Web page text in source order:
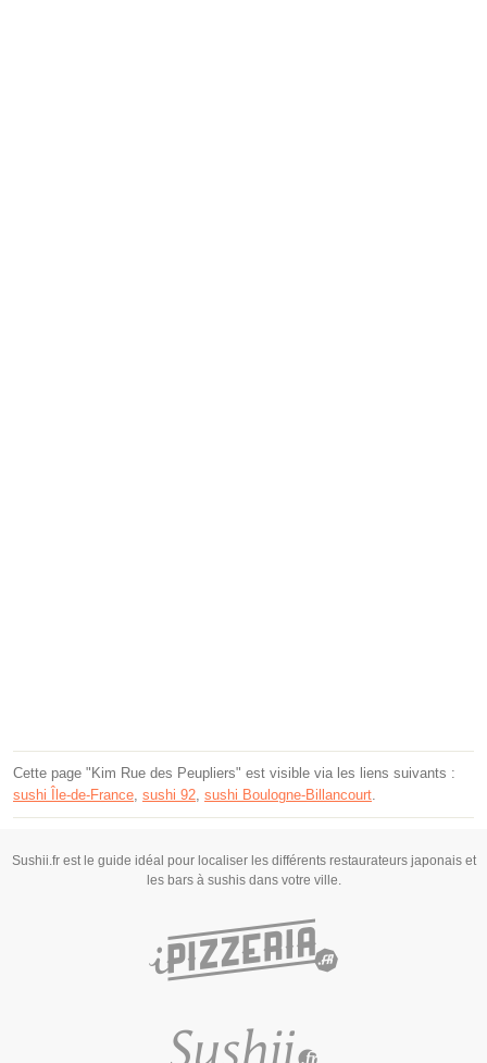
Cette page "Kim Rue des Peupliers" est visible via les liens suivants :
sushi Île-de-France, sushi 92, sushi Boulogne-Billancourt.
Sushii.fr est le guide idéal pour localiser les différents restaurateurs japonais et
les bars à sushis dans votre ville.